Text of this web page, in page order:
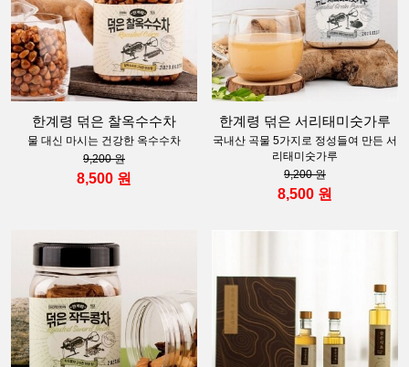
한계령 덖은 찰옥수수차
물 대신 마시는 건강한 옥수수차
9,200 원
8,500 원
한계령 덖은 서리태미숫가루
국내산 곡물 5가지로 정성들여 만든 서
리태미숫가루
9,200 원
8,500 원